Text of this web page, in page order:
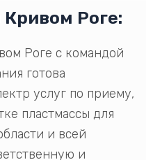
Кривом Роге:
Роге с командой
готова
услуг по приему,
пластмассы для
и всей
и